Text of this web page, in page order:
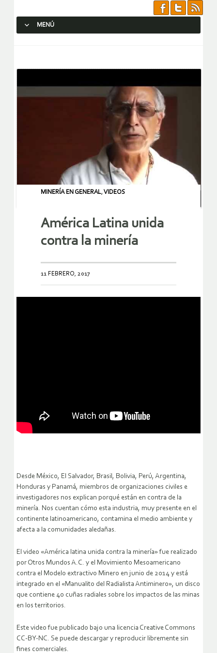
MENÚ
MINERÍA EN GENERAL,VIDEOS
América Latina unida
contra la minería
11 FEBRERO, 2017
Desde México, El Salvador, Brasil, Bolivia, Perú, Argentina,
Honduras y Panamá, miembros de organizaciones civiles e
investigadores nos explican porqué están en contra de la
minería. Nos cuentan cómo esta industria, muy presente en el
continente latinoamericano, contamina el medio ambiente y
afecta a la comunidades aledañas.
El video «América latina unida contra la minería» fue realizado
por Otros Mundos A.C. y el Movimiento Mesoamericano
contra el Modelo extractivo Minero en junio de 2014 y está
integrado en el «Manualito del Radialista Antiminero», un disco
que contiene 40 cuñas radiales sobre los impactos de las minas
en los territorios.
Este video fue publicado bajo una licencia Creative Commons
CC-BY-NC. Se puede descargar y reproducir libremente sin
fines comerciales.